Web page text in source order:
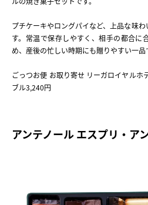
プチケーキやロングパイなど、上品な味
す。常温で保存しやすく、相手の都合に
め、産後の忙しい時期にも贈りやすい一品
ごっつお便 お取り寄せ リーガロイヤルホ
ブル3,240円
アンテノール エスプリ・ア